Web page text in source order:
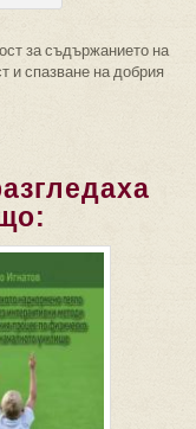
за съдържанието на
и спазване на добрия